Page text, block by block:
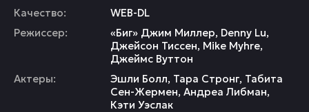
Качество:
WEB-DL
Режиссер:
«Биг» Джим Миллер, Denny Lu,
Джейсон Тиссен, Mike Myhre,
Джеймс Вуттон
Актеры:
Эшли Болл, Тара Стронг, Табита
Сен-Жермен, Андреа Либман,
Кэти Уэслак